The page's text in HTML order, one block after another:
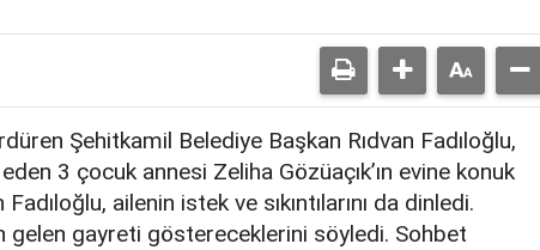
Şehitkamil Belediye Başkan Rıdvan Fadıloğlu,
3 çocuk annesi Zeliha Gözüaçık’ın evine konuk
ailenin istek ve sıkıntılarını da dinledi.
gelen gayreti göstereceklerini söyledi. Sohbet